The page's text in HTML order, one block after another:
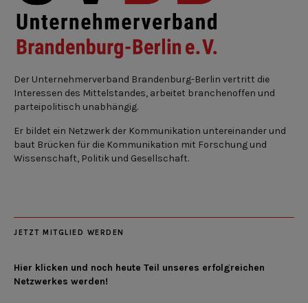
Der Unternehmerverband Brandenburg-Berlin vertritt die
Interessen des Mittelstandes, arbeitet branchenoffen und
parteipolitisch unabhängig.
Er bildet ein Netzwerk der Kommunikation untereinander und
baut Brücken für die Kommunikation mit Forschung und
Wissenschaft, Politik und Gesellschaft.
JETZT MITGLIED WERDEN
Hier klicken und noch heute Teil unseres erfolgreichen
Netzwerkes werden!